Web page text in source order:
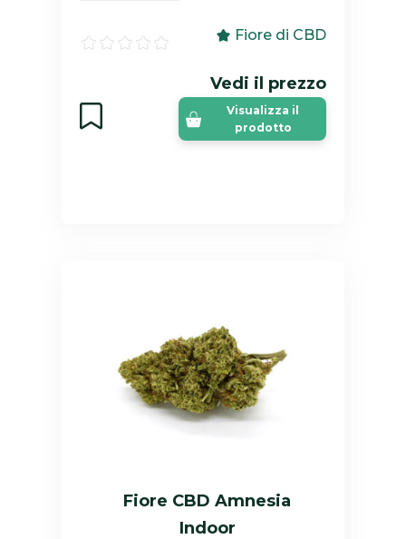
Fiore di CBD
Vedi il prezzo
Visualizza il
prodotto
Fiore CBD Amnesia
Indoor